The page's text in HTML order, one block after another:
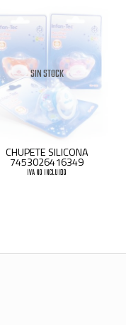
SIN STOCK
CHUPETE SILICONA
7453026416349
IVA NO INCLUIDO